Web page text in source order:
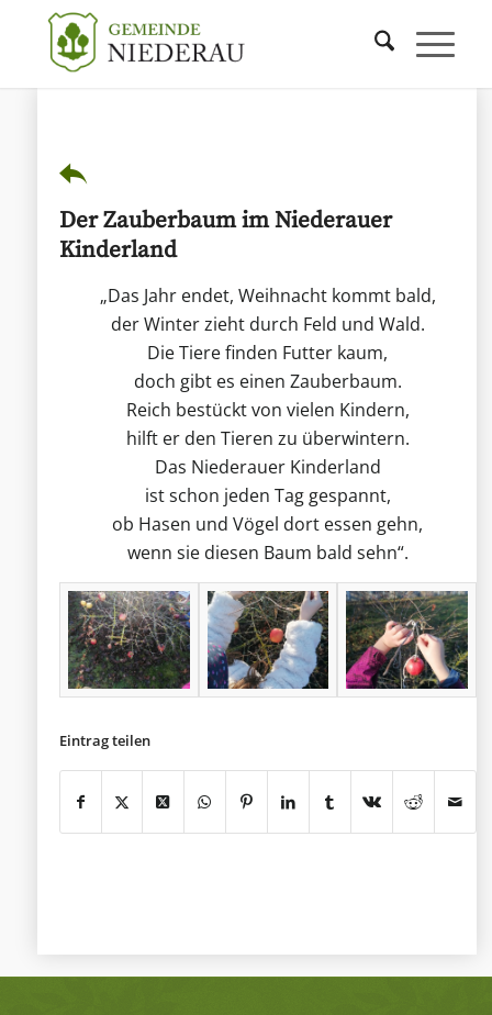
Der Zauberbaum im Niederauer
Kinderland
„Das Jahr endet, Weihnacht kommt bald,
der Winter zieht durch Feld und Wald.
Die Tiere finden Futter kaum,
doch gibt es einen Zauberbaum.
Reich bestückt von vielen Kindern,
hilft er den Tieren zu überwintern.
Das Niederauer Kinderland
ist schon jeden Tag gespannt,
ob Hasen und Vögel dort essen gehn,
wenn sie diesen Baum bald sehn“.
Eintrag teilen